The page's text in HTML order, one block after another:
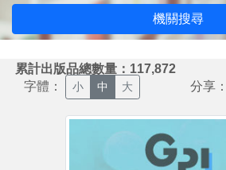
機關搜尋
累計出版品總數量：117,872
字體： 小 中 大 分享：